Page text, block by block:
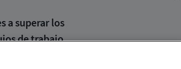
a superar los
de trabajo